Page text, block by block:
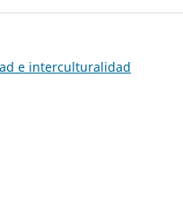
e interculturalidad